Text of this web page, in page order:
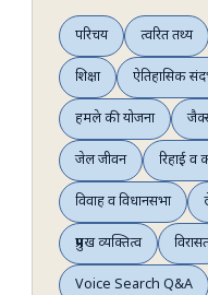
परिचय त्वरित तथ्य
शिक्षा ऐतिहासिक
हमले की योजना
जेल जीवन रिहाई व
विवाह व विधानसभा
प्रमुख व्यक्तित्व
Voice Search Q&A